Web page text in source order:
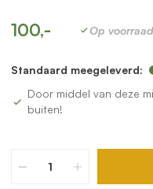
100,- Op voorraad
Standaard meegeleverd:
Door middel van deze
buiten!